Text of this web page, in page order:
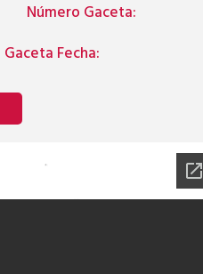
Número Gaceta:
Gaceta Fecha: